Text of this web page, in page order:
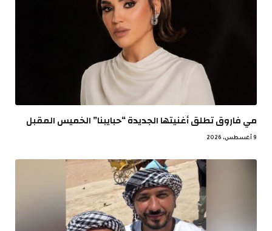
مي فاروق تطلق أغنيتها الجديدة “حبايبنا” الخميس المقبل
9 أغسطس، 2026